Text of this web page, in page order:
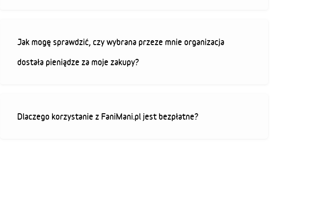
Jak mogę sprawdzić, czy wybrana przeze mnie organizacja
dostała pieniądze za moje zakupy?
Dlaczego korzystanie z FaniMani.pl jest bezpłatne?